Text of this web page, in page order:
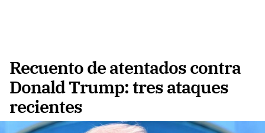
Recuento de atentados contra
Donald Trump: tres ataques
recientes